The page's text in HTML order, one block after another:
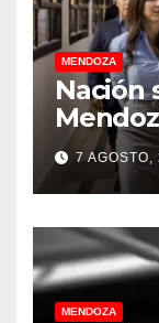
MENDOZA
Nación
7 AGOSTO,
MENDOZA